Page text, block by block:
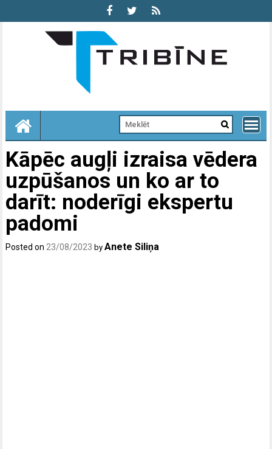
Kāpēc augļi izraisa vēdera
uzpūšanos un ko ar to
darīt: noderīgi ekspertu
padomi
Posted on23/08/2023 byAnete Siliņa